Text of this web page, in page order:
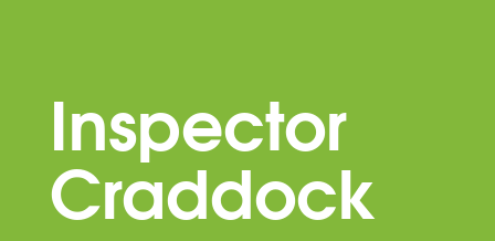
Inspector
Craddock